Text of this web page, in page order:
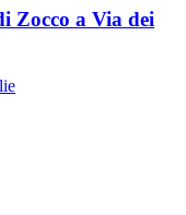
Zocco a Via dei